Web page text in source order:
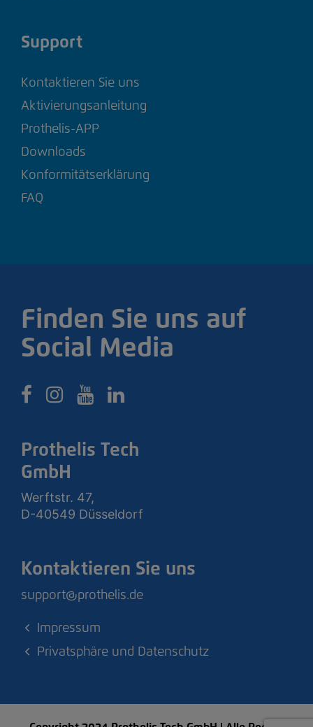
Support
Kontaktieren Sie uns
Aktivierungsanleitung
Prothelis-APP
Downloads
Konformitätserklärung
FAQ
Finden Sie uns auf
Social Media
Prothelis Tech
GmbH
Werftstr. 47,
D-40549 Düsseldorf
Kontaktieren Sie uns
support@prothelis.de
Impressum
Privatsphäre und Datenschutz